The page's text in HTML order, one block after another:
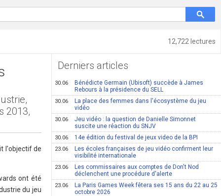
12,722 lectures
2013,
l'objectif de
ont été
du jeu
Derniers articles
30.06
Bénédicte Germain (Ubisoft) succède à James
Rebours à la présidence du SELL
30.06
La place des femmes dans l'écosystème du jeu
vidéo
30.06
Jeu vidéo : la question de Danielle Simonnet
suscite une réaction du SNJV
30.06 14e édition du festival de jeux video de la BPI
23.06
Les écoles françaises de jeu vidéo confirment leur
visibilité internationale
23.06
Les commissaires aux comptes de Don't Nod
déclenchent une procédure d'alerte
23.06
La Paris Games Week fêtera ses 15 ans du 22 au 25
octobre 2026